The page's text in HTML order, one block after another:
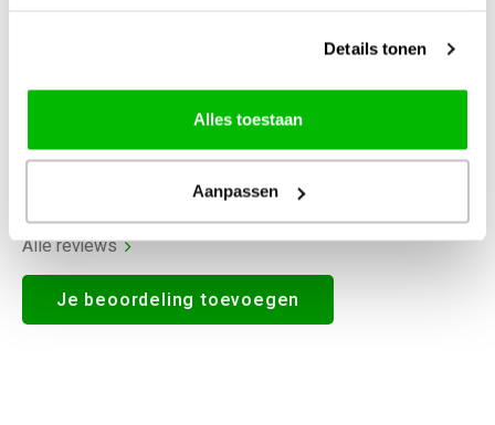
Details tonen
Alles toestaan
Aanpassen
Alle reviews
Je beoordeling toevoegen